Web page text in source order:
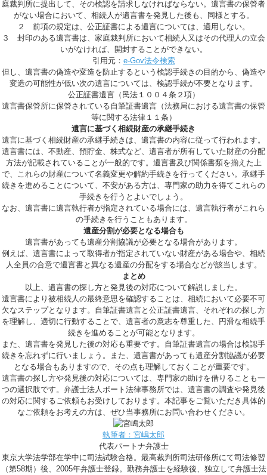
庭裁判所に提出して、その検認を請求しなければならない。遺言書の保管者
がない場合において、相続人が遺言書を発見した後も、同様とする。
２ 前項の規定は、公正証書による遺言については、適用しない。
３ 封印のある遺言書は、家庭裁判所において相続人又はその代理人の立会
いがなければ、開封することができない。
引用元： e-Gov法令検索
但し、遺言書の偽造や変造を防止するという検認手続きの目的から、偽造や
変造の可能性が低い次の遺言については、検認手続が不要となります。
公正証書遺言（民法１００４条２項）
遺言書保管所に保管されている自筆証書遺言（法務局における遺言書の保管
等に関する法律１１条）
遺言に基づく相続財産の承継手続き
遺言に基づく相続財産の承継手続きは、遺言書の内容に従って行われます。
遺言書には、不動産、預貯金、株式など、遺言者が所有していた財産の分配
方法が記載されていることが一般的です。遺言書及び関係書類を揃えた上
で、これらの財産について名義変更や解約手続きを行ってください。承継手
続きを進めることについて、不安がある方は、専門家の助力を得てこれらの
手続きを行うとよいでしょう。
なお、遺言書に遺言執行者が指定されている場合には、遺言執行者がこれら
の手続きを行うこともあります。
遺産分割が必要となる場合も
遺言書があっても遺産分割協議が必要となる場合があります。
例えば、遺言書によって取得者が指定されていない財産がある場合や、相続
人全員の合意で遺言書と異なる遺産の分配をする場合などが該当します。
まとめ
以上、遺言書の探し方と発見後の対応について解説しました。
遺言書により被相続人の最終意思を確認することは、相続において必要不可
欠なステップとなります。自筆証書遺言と公正証書遺言、それぞれの探し方
を理解し、適切に行動することで、遺言者の意志を尊重した、円滑な相続手
続きを進めることが可能となります。
また、遺言書を発見した後の対応も重要です。自筆証書遺言の場合は検認手
続きを忘れずに行いましょう。また、遺言書があっても遺産分割協議が必要
となる場合もありますので、その点も理解しておくことが重要です。
遺言書の探し方や発見後の対応については、専門家の助けを借りることも一
つの選択肢です。弁護士法人ポート法律事務所では、遺言書の調査や発見後
の対応に関するご依頼もお受けしております。本記事をご覧いただき具体的
なご依頼をお考えの方は、ぜひ当事務所にお問い合わせください。
執筆者：宮嶋太郎
代表パートナ弁護士
東京大学法学部在学中に司法試験合格。最高裁判所司法研修所にて司法修習
（第58期）後、2005年弁護士登録。勤務弁護士を経験後、独立して弁護士法